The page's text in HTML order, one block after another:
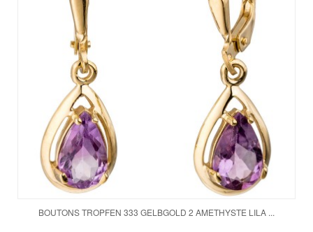
BOUTONS TROPFEN 333 GELBGOLD 2 AMETHYSTE LILA ...